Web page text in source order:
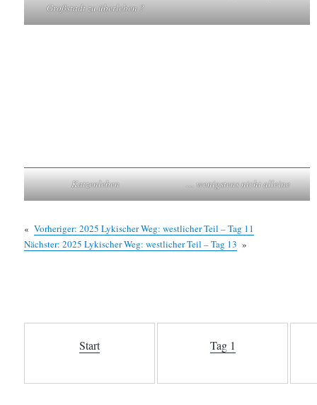
Großstadt zu überleben ?
Katzenleben … wenigstens nicht alleine
« Vorheriger: 2025 Lykischer Weg: westlicher Teil – Tag 11
Nächster: 2025 Lykischer Weg: westlicher Teil – Tag 13 »
Start Tag 1